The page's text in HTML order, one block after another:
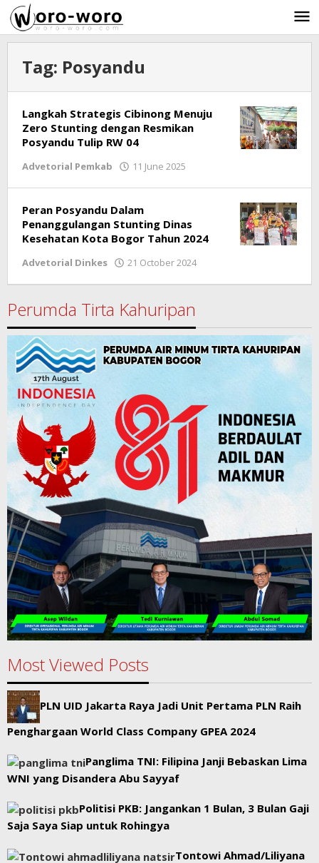
Skip
to
content
Tag: Posyandu
Langkah Strategis Cibinong Menuju
Zero Stunting dengan Resmikan
Posyandu Tulip RW 04
Advetorial Pemkab 11 June 2025
Peran Posyandu Dalam
Penanggulangan Stunting Dinas
Kesehatan Kota Bogor Tahun 2024
Advetorial Dinkes 21 October 2024
Perumda Tirta Kahuripan
Most Viewed Posts
PLN UID Jakarta Raya Jadi Unit Pertama PLN Raih
Penghargaan World Class Company GPEA 2024
Panglima TNI: Filipina Janji Bebaskan Lima
WNI yang Disandera Abu Sayyaf
Politisi PKB: Jangankan 1 Bulan, 3 Bulan Gaji
Saja Saya Siap untuk Rohingya
Tontowi Ahmad/Liliyana